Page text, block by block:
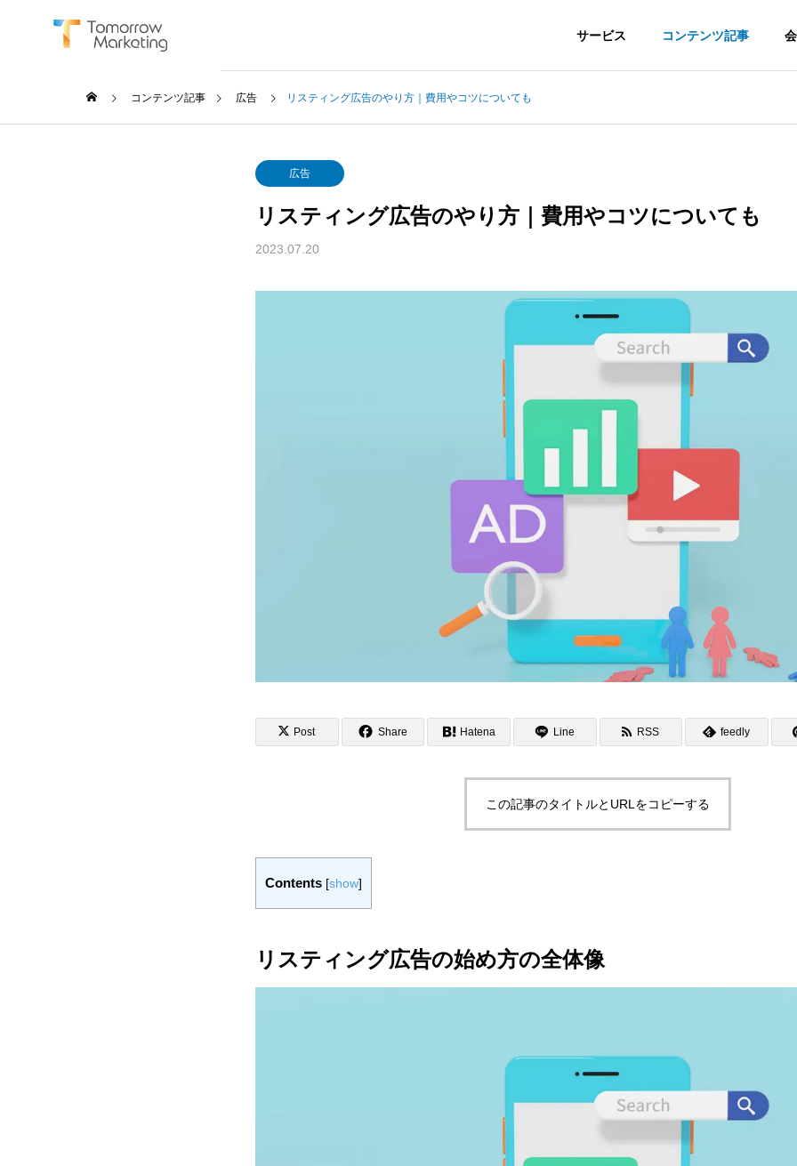
サービス コンテンツ記事
Advertisement
コンテンツ記事 広告 リスティング広告のやり方｜費用やコツについても
広告
リスティング広告のやり方｜費用やコツについても
2023.07.20
Post Share Hatena Line RSS feedly
この記事のタイトルとURLをコピーする
Contents [show]
リスティング広告の始め方の全体像